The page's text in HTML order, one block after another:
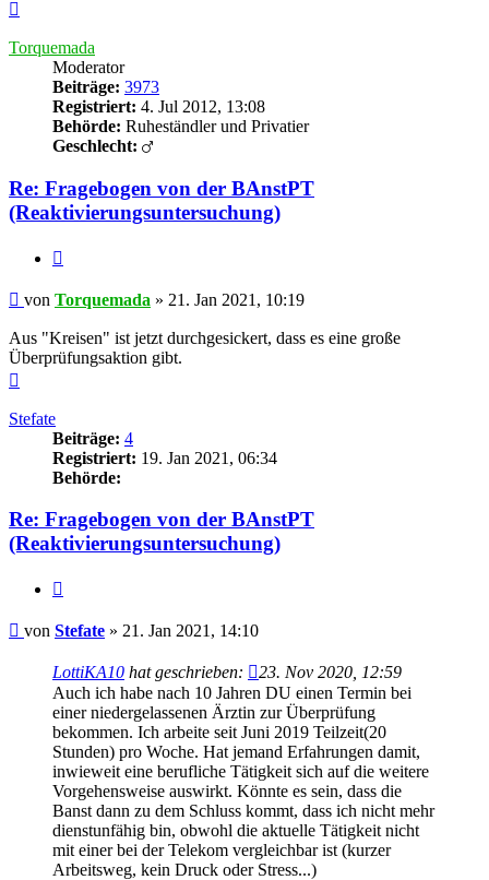
Torquemada
Moderator
Beiträge: 3973
Registriert: 4. Jul 2012, 13:08
Behörde: Ruheständler und Privatier
Geschlecht:
Re: Fragebogen von der BAnstPT
(Reaktivierungsuntersuchung)
Beitrag
von Torquemada » 21. Jan 2021, 10:19
Aus "Kreisen" ist jetzt durchgesickert, dass es eine große
Überprüfungsaktion gibt.
Stefate
Beiträge: 4
Registriert: 19. Jan 2021, 06:34
Behörde:
Re: Fragebogen von der BAnstPT
(Reaktivierungsuntersuchung)
Beitrag
von Stefate » 21. Jan 2021, 14:10
LottiKA10 hat geschrieben:
23. Nov 2020, 12:59
Auch ich habe nach 10 Jahren DU einen Termin bei
einer niedergelassenen Ärztin zur Überprüfung
bekommen. Ich arbeite seit Juni 2019 Teilzeit(20
Stunden) pro Woche. Hat jemand Erfahrungen damit,
inwieweit eine berufliche Tätigkeit sich auf die weitere
Vorgehensweise auswirkt. Könnte es sein, dass die
Banst dann zu dem Schluss kommt, dass ich nicht mehr
dienstunfähig bin, obwohl die aktuelle Tätigkeit nicht
mit einer bei der Telekom vergleichbar ist (kurzer
Arbeitsweg, kein Druck oder Stress...)